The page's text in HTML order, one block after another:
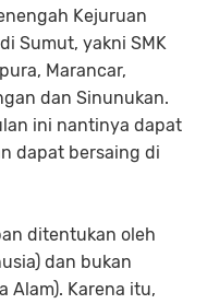
Kejuruan
Sumut, yakni SMK
Marancar,
dan Sinunukan.
ini nantinya dapat
dapat bersaing di
ditentukan oleh
dan bukan
Alam). Karena itu,